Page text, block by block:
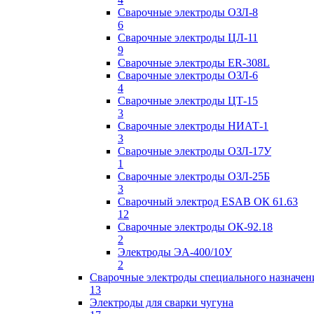
Сварочные электроды ОЗЛ-8
6
Сварочные электроды ЦЛ-11
9
Сварочные электроды ER-308L
Сварочные электроды ОЗЛ-6
4
Сварочные электроды ЦТ-15
3
Сварочные электроды НИАТ-1
3
Сварочные электроды ОЗЛ-17У
1
Сварочные электроды ОЗЛ-25Б
3
Сварочный электрод ESAB ОК 61.63
12
Сварочные электроды ОК-92.18
2
Электроды ЭА-400/10У
2
Сварочные электроды специального
13
Электроды для сварки чугуна